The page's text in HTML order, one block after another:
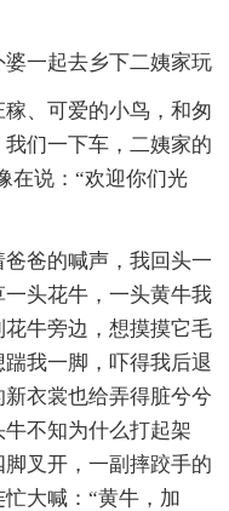
一起去乡下二姨家玩
、可爱的小鸟，和匆
们一下车，二姨家的
在说：“欢迎你们光
爸的喊声，我回头一
头花牛，一头黄牛我
牛旁边，想摸摸它毛
我一脚，吓得我后退
衣裳也给弄得脏兮兮
不知为什么打起架
叉开，一副摔跤手的
大喊：“黄牛，加